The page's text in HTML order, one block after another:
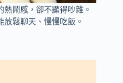
熱鬧感，卻不顯得吵雜。
鬆聊天、慢慢吃飯。